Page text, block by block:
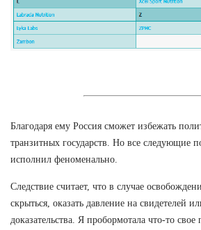
Благодаря ему Россия сможет избежать
транзитных государств. Но все следующие
исполнил феноменально.
Следствие считает, что в случае
скрыться, оказать давление на свидетелей
доказательства. Я пробормотала что-то